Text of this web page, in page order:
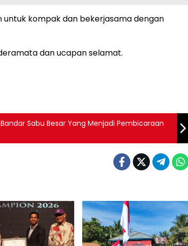
untuk kompak dan bekerjasama dengan
dan ucapan selamat.
Bandar Sabu Besar Yang Menjadi Pembicaraan